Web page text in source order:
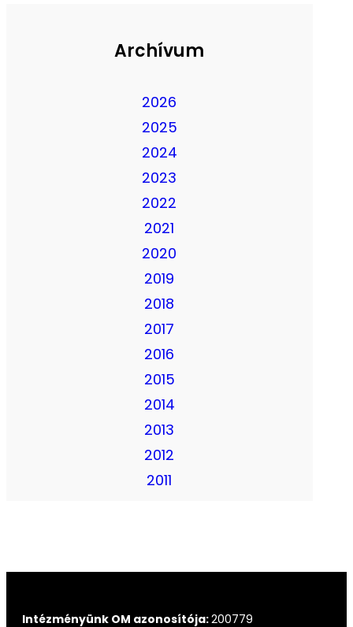
Archívum
2026
2025
2024
2023
2022
2021
2020
2019
2018
2017
2016
2015
2014
2013
2012
2011
Intézményünk OM azonosítója:200779